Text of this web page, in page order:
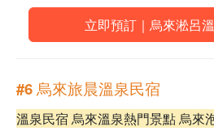
立即預訂｜烏來淞呂
#6 烏來旅晨溫泉民宿
溫泉民宿 烏來溫泉熱門景點 烏來